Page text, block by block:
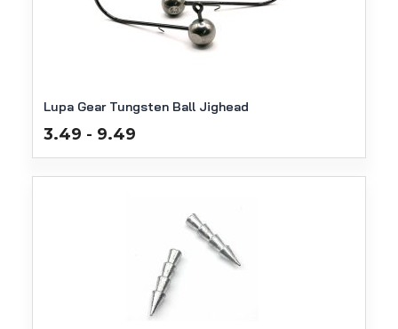
Lupa Gear Tungsten Ball Jighead
3.49 - 9.49
tot